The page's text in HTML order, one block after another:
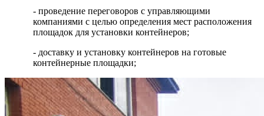
- проведение переговоров с управляющими
компаниями с целью определения мест расположения
площадок для установки контейнеров;
- доставку и установку контейнеров на готовые
контейнерные площадки;